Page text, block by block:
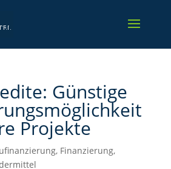
Günstige
Projekte
, Finanzierung,